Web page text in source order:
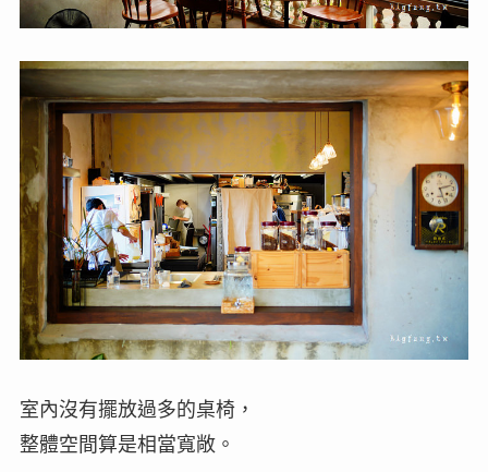
室內沒有擺放過多的桌椅，
整體空間算是相當寬敞。